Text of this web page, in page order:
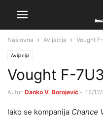
Naslovna Avijacija Vought
Avijacija
Vought F-
Autor Danko V. Borojević - 12/
lako se kompanija Chance